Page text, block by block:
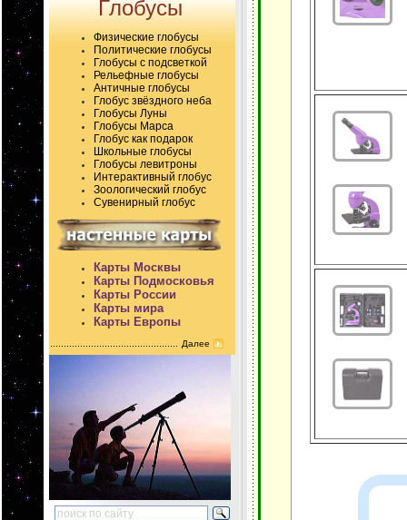
Глобусы
Физические глобусы
Политические глобусы
Глобусы с подсветкой
Рельефные глобусы
Античные глобусы
Глобус звёздного неба
Глобусы Луны
Глобусы Марса
Глобус как подарок
Школьные глобусы
Глобусы левитроны
Интерактивный глобус
Зоологический глобус
Сувенирный глобус
Карты Москвы
Карты Подмосковья
Карты России
Карты мира
Карты Европы
Далее